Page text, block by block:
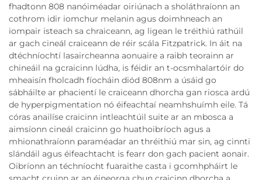
fhadtonn 808 nanóiméadar oiriúnach a sholáthraíonn an
cothrom idir iomchur melanin agus doimhneach an
iompair isteach sa chraiceann, ag ligean le tréithiú rathúil
ar gach cineál craiceann de réir scála Fitzpatrick. In áit na
dtéchníochtí lasaircheanna aonuaire a raibh teorainn ar
chineáil na gcraicinn lúdha, is féidir an t-ocsmhalartóir do
mheaisín fholcadh fíocháin diód 808nm a úsáid go
sábháilte ar phacientí le craiceann dhorcha gan riosca ardú
de hyperpigmentation nó éifeachtaí neamhshuímh eile. Tá
córas anailíse craicinn intleachtúil suite ar an mbosca a
aimsíonn cineál craicinn go huathoibríoch agus a
mhionathraíonn paraméadar an thréithiú mar sin, ag cinnti
slándáil agus éifeachtacht is fearr don gach pacient aonair.
Oibríonn an téchníocht fuaraithe casta i gcomhpháirt le